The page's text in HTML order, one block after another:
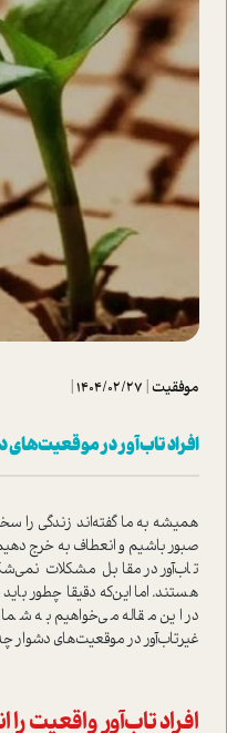
موفقیت|
1404/02/27
|
افراد تاب‌آور در
همیشه به ما گفته‌اند زندگی را
صبور باشیم و انعطاف به خرج
تاب‌آور در مقابل مشکلات
هستند‌. اما این‌که دقیقا چطور
در این مقاله می‌خواهیم به شما
غیرتاب‌آور در موقعیت‌های دشوار
افراد تاب‌آور واقعیت را